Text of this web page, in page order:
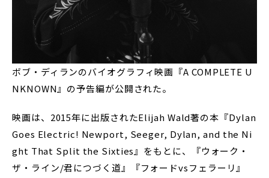
ボブ・ディランのバイオグラフィ映画『A COMPLETE U
NKNOWN』の予告編が公開された。
映画は、2015年に出版されたElijah Wald著の本『Dylan
Goes Electric! Newport, Seeger, Dylan, and the Ni
ght That Split the Sixties』をもとに、『ウォーク・
ザ・ライン/君につづく道』『フォードvsフェラーリ』